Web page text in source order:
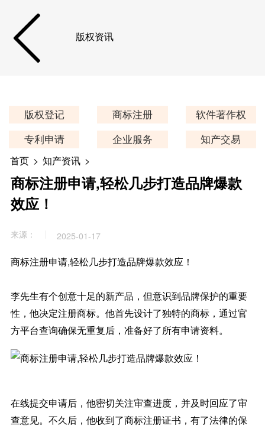
版权资讯
版权登记 商标注册
软件著作权
专利申请
企业服务 知产交易
首页 > 知产资讯 >
商标注册申请,轻松几步打造品牌爆款
效应！
来源： 2025-01-17
商标注册申请,轻松几步打造品牌爆款效应！
李先生有个创意十足的新产品，但意识到品牌保护的重要
性，他决定注册商标。他首先设计了独特的商标，通过官
方平台查询确保无重复后，准备好了所有申请资料。
在线提交申请后，他密切关注审查进度，并及时回应了审
查意见。不久后，他收到了商标注册证书，有了法律的保